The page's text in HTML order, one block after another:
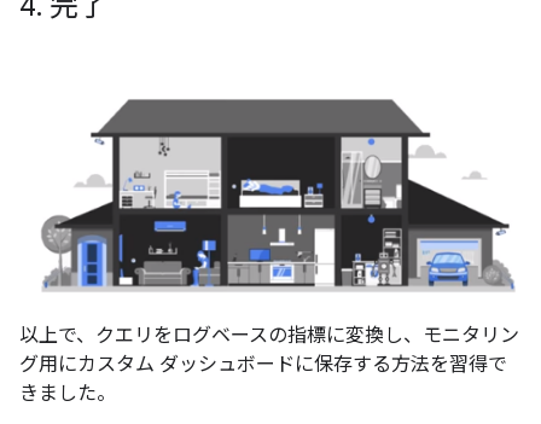
以上で、クエリをログベースの指標に変換し、モニタリン
グ用にカスタム ダッシュボードに保存する方法を習得で
きました。